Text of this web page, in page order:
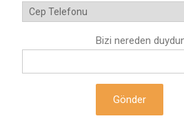
Bizi nereden